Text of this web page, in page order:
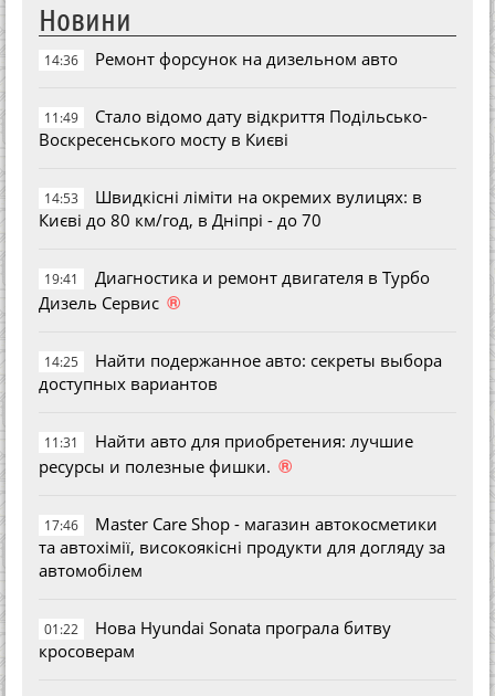
Новини
14:36 Ремонт форсунок на дизельном авто
11:49
Стало відомо дату відкриття Подільсько-
Воскресенського мосту в Києві
14:53
Швидкісні ліміти на окремих вулицях: в
Києві до 80 км/год, в Дніпрі - до 70
19:41
Диагностика и ремонт двигателя в Турбо
Дизель Сервис ®
14:25
Найти подержанное авто: секреты выбора
доступных вариантов
11:31
Найти авто для приобретения: лучшие
ресурсы и полезные фишки. ®
17:46
Master Care Shop - магазин автокосметики
та автохімії, високоякісні продукти для догляду за
автомобілем
01:22
Нова Hyundai Sonata програла битву
кросоверам